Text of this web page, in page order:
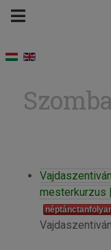
mesterkurzus